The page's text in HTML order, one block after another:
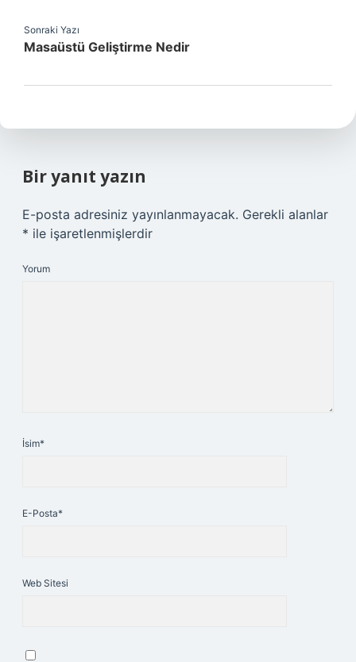
Sonraki Yazı
Masaüstü Geliştirme Nedir
Bir yanıt yazın
E-posta adresiniz yayınlanmayacak. Gerekli alanlar
* ile işaretlenmişlerdir
Yorum
İsim*
E-Posta*
Web Sitesi